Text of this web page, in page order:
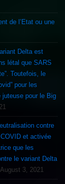
de l’Etat ou une
Delta est
létal que SARS
Toutefois, le
pour les
pour le Big
contre
et activée
le variant Delta
August 3, 2021